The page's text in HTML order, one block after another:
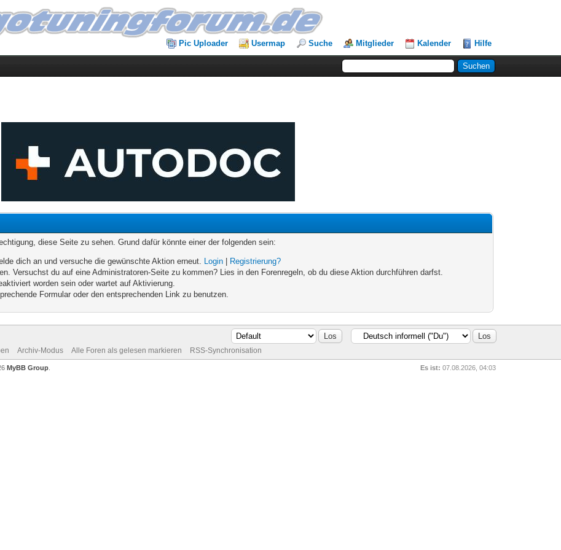
Pic Uploader Usermap Suche Mitglieder Kalender Hilfe
diese Seite zu sehen. Grund dafür könnte einer der folgenden sein:
dich an und versuche die gewünschte Aktion erneut. Login
Registrierung?
Versuchst du auf eine Administratoren-Seite zu kommen? Lies in den Forenregeln, ob du diese Aktion durchführen darfst.
worden sein oder wartet auf Aktivierung.
Formular oder den entsprechenden Link zu benutzen.
Archiv-Modus Alle Foren als gelesen markieren RSS-Synchronisation
Es ist: 07.08.2026, 04:03
MyBB Group.